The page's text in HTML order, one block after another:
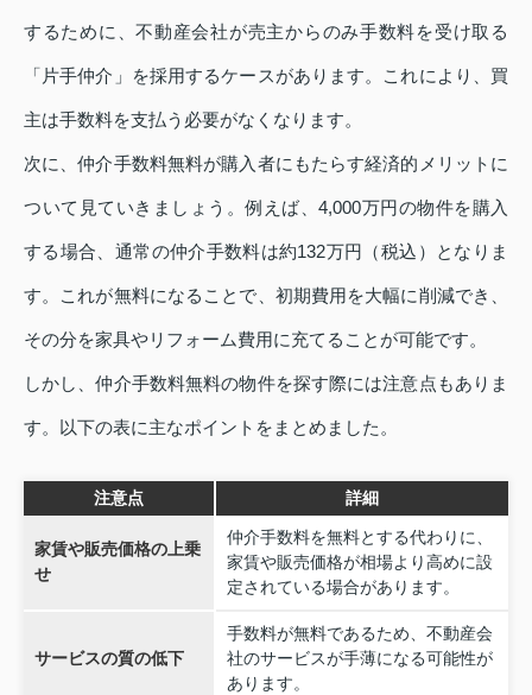
するために、不動産会社が売主からのみ手数料を受け取る
「片手仲介」を採用するケースがあります。これにより、買
主は手数料を支払う必要がなくなります。
次に、仲介手数料無料が購入者にもたらす経済的メリットに
ついて見ていきましょう。例えば、4,000万円の物件を購入
する場合、通常の仲介手数料は約132万円（税込）となりま
す。これが無料になることで、初期費用を大幅に削減でき、
その分を家具やリフォーム費用に充てることが可能です。
しかし、仲介手数料無料の物件を探す際には注意点もありま
す。以下の表に主なポイントをまとめました。
注意点 詳細
家賃や販売価格の上乗
せ
仲介手数料を無料とする代わりに、
家賃や販売価格が相場より高めに設
定されている場合があります。
サービスの質の低下
手数料が無料であるため、不動産会
社のサービスが手薄になる可能性が
あります。